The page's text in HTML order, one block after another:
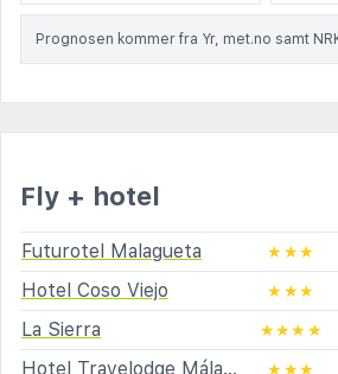
Prognosen kommer fra Yr, met.no samt
Fly + hotel
Futurotel Malagueta ★★★
Hotel Coso Viejo
★★★
La Sierra
★★★★
Hotel Travelodge Málaga Airport
★★★